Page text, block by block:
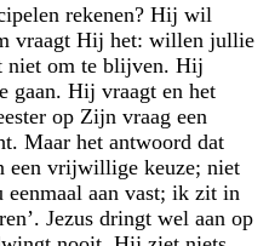
rekenen? Hij wil
vraagt Hij het: willen jullie
niet om te blijven. Hij
gaan. Hij vraagt en het
op Zijn vraag een
Maar het antwoord dat
een vrijwillige keuze; niet
aan vast; ik zit in
Jezus dringt wel aan op